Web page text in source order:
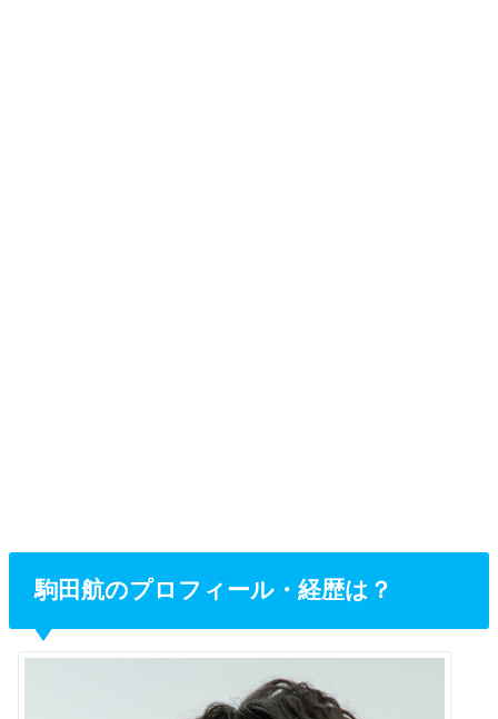
駒田航のプロフィール・経歴は？